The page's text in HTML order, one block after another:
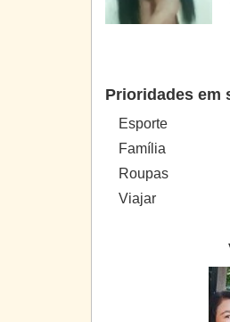
Prioridades em
Esporte
Família
Roupas
Viajar